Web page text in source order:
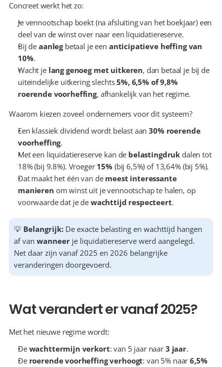
Concreet werkt het zo:
Je vennootschap boekt (na afsluiting van het boekjaar) een
deel van de winst over naar een liquidatiereserve.
Bij de aanleg betaal je een anticipatieve heffing van
10%.
Wacht je lang genoeg met uitkeren, dan betaal je bij de
uiteindelijke uitkering slechts 5%, 6,5% of 9,8%
roerende voorheffing, afhankelijk van het regime.
Waarom kiezen zoveel ondernemers voor dit systeem?
Een klassiek dividend wordt belast aan 30% roerende
voorheffing.
Met een liquidatiereserve kan de belastingdruk dalen tot
18% (bij 9.8%). Vroeger 15% (bij 6,5%) of 13,64% (bij 5%).
Dat maakt het één van de meest interessante
manieren om winst uit je vennootschap te halen, op
voorwaarde dat je de wachttijd respecteert.
💡 Belangrijk: De exacte belasting en wachttijd hangen
af van wanneer je liquidatiereserve werd aangelegd.
Net daar zijn vanaf 2025 en 2026 belangrijke
veranderingen doorgevoerd.
Wat verandert er vanaf 2025?
Met het nieuwe regime wordt:
De wachttermijn verkort: van 5 jaar naar 3 jaar.
De roerende voorheffing verhoogt: van 5% naar 6,5%